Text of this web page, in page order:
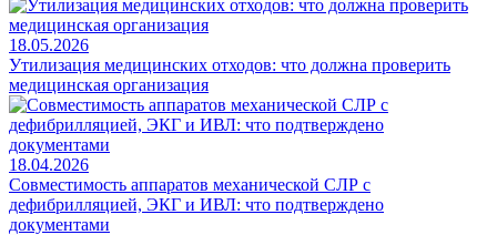
18.05.2026
Утилизация медицинских отходов: что должна проверить
медицинская организация
18.04.2026
Совместимость аппаратов механической СЛР с
дефибрилляцией, ЭКГ и ИВЛ: что подтверждено
документами